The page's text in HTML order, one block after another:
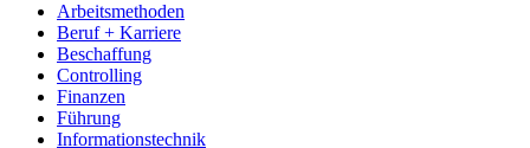
Arbeitsmethoden
Beruf + Karriere
Beschaffung
Controlling
Finanzen
Führung
Informationstechnik